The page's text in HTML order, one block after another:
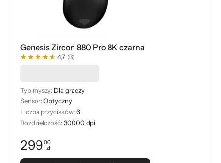
Genesis Zircon 880 Pro 8K czarna
4,7 (3)
Typ myszy: Dla graczy
Sensor:Optyczny
Liczba przycisków: 6
Rozdzielczość:30000 dpi
Cena: 299,00 zł
29900
zł